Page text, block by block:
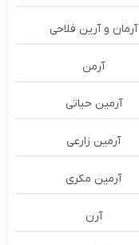
آرمان و آرین فلاحی
آرمن
آرمین حیاتی
آرمین زارعی
آرمین مکری
آرن